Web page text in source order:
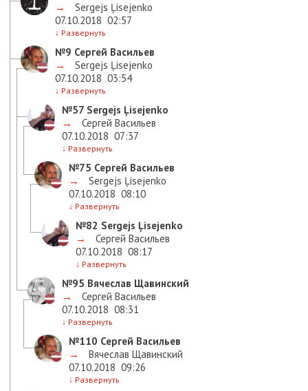
→
Sergejs Ļisejenko
07.10.2018 02:57
↓ Развернуть
№9 Сергей Васильев
→
Sergejs Ļisejenko
07.10.2018 03:54
↓ Развернуть
№57 Sergejs Ļisejenko
→
Сергей Васильев
07.10.2018 07:37
↓ Развернуть
№75 Сергей Васильев
→
Sergejs Ļisejenko
07.10.2018 08:10
↓ Развернуть
№82 Sergejs Ļisejenko
→
Сергей Васильев
07.10.2018 08:17
↓ Развернуть
№95 Вячеслав Щавинский
→
Сергей Васильев
07.10.2018 08:31
↓ Развернуть
№110 Сергей Васильев
→
Вячеслав Щавинский
07.10.2018 09:26
↓ Развернуть